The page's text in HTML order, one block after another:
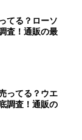
てる？ローソ
査！通販の最
ってる？ウエ
調査！通販の